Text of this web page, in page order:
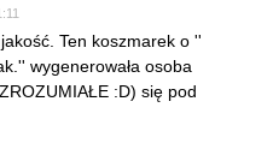
Ten koszmarek o ''
wygenerowała osoba
:D) się pod